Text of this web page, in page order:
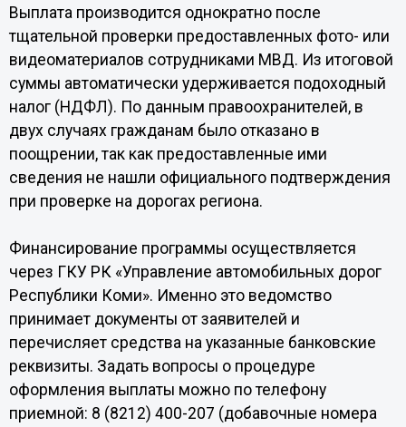
Выплата производится однократно после
тщательной проверки предоставленных фото- или
видеоматериалов сотрудниками МВД. Из итоговой
суммы автоматически удерживается подоходный
налог (НДФЛ). По данным правоохранителей, в
двух случаях гражданам было отказано в
поощрении, так как предоставленные ими
сведения не нашли официального подтверждения
при проверке на дорогах региона.
Финансирование программы осуществляется
через ГКУ РК «Управление автомобильных дорог
Республики Коми». Именно это ведомство
принимает документы от заявителей и
перечисляет средства на указанные банковские
реквизиты. Задать вопросы о процедуре
оформления выплаты можно по телефону
приемной: 8 (8212) 400-207 (добавочные номера